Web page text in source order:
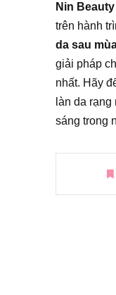
Nin Beauty
trên hành
da sau
giải pháp
nhất. Hãy
làn da
sáng trong